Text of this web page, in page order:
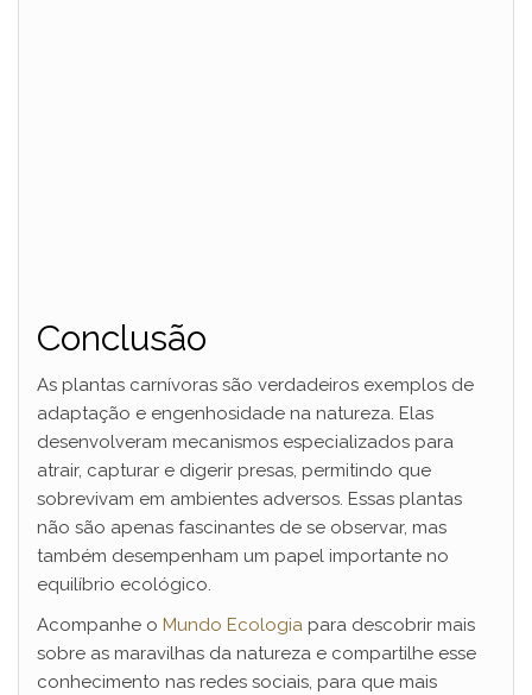
Conclusão
As plantas carnívoras são verdadeiros exemplos de
adaptação e engenhosidade na natureza. Elas
desenvolveram mecanismos especializados para
atrair, capturar e digerir presas, permitindo que
sobrevivam em ambientes adversos. Essas plantas
não são apenas fascinantes de se observar, mas
também desempenham um papel importante no
equilíbrio ecológico.
Acompanhe o Mundo Ecologia para descobrir mais
sobre as maravilhas da natureza e compartilhe esse
conhecimento nas redes sociais, para que mais